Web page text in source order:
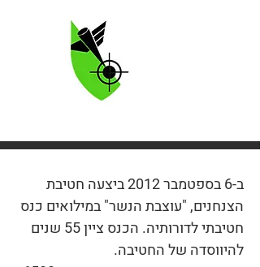
ב-6 בספטמבר 2012 ביצעה חטיבת
הצנחנים, "עוצבת הנשר" במילואים כנס
חטיבתי לדורותיה. הכנס ציין 55 שנים
להיווסדה של החטיבה.